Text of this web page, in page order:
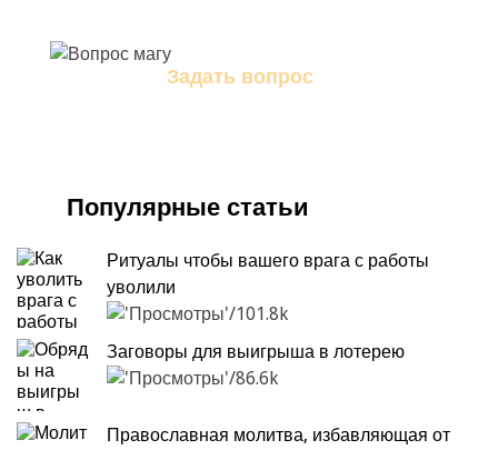
Задать вопрос
Популярные статьи
Ритуалы чтобы вашего врага с работы
уволили
101.8k
Заговоры для выигрыша в лотерею
86.6k
Православная молитва, избавляющая от